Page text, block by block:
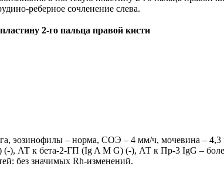
сочленение слева.
2‑го пальца правой кисти
эозинофилы – норма, СОЭ – 4 мм/ч, мочевина –
АТ к бета‑2‑ГП (Ig A M G) (‑), АТ к Пр‑3 IgG –
без значимых Rh‑изменений.